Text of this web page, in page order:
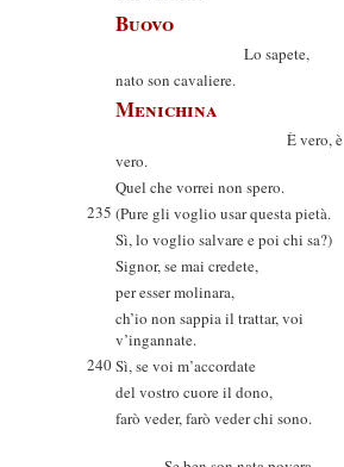
Buovo
Lo sapete,
nato son cavaliere.
Menichina
È vero, è
vero.
Quel che vorrei non spero.
235 (Pure gli voglio usar questa pietà.
Sì, lo voglio salvare e poi chi sa?)
Signor, se mai credete,
per esser molinara,
ch’io non sappia il trattar, voi
v’ingannate.
240Sì, se voi m’accordate
del vostro cuore il dono,
farò veder, farò veder chi sono.